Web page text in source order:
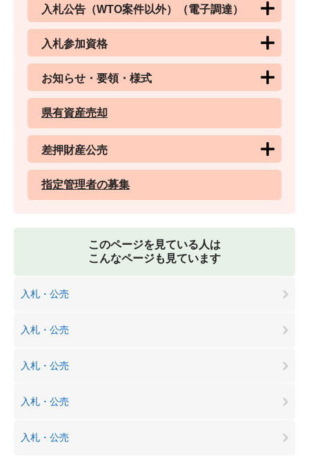
入札公告（WTO案件以外）（電子調達）
入札参加資格
お知らせ・要領・様式
県有資産売却
差押財産公売
指定管理者の募集
このページを見ている人は
こんなページも見ています
入札・公売
入札・公売
入札・公売
入札・公売
入札・公売